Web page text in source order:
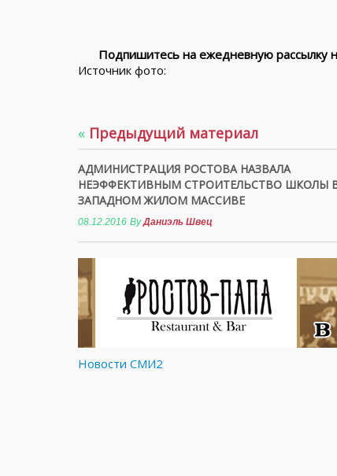
Подпишитесь на ежедневную рассылку
Источник фото:
« Предыдущий материал
АДМИНИСТРАЦИЯ РОСТОВА НАЗВАЛА
НЕЭФФЕКТИВНЫМ СТРОИТЕЛЬСТВО ШКОЛЫ
ЗАПАДНОМ ЖИЛОМ МАССИВЕ
08.12.2016 ByДаниэль Швец
Новости СМИ2